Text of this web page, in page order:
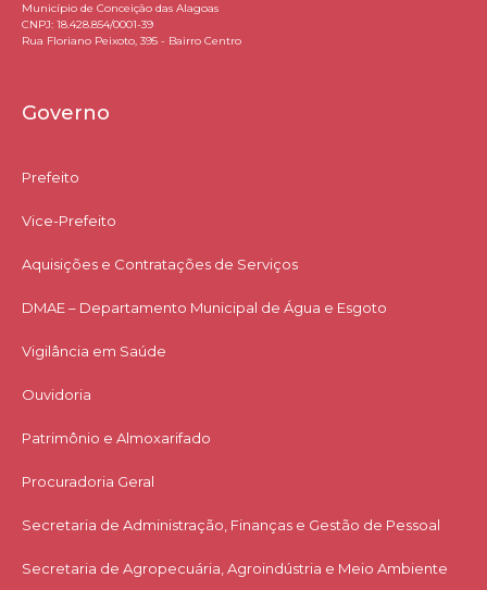
Município de Conceição das Alagoas
CNPJ: 18.428.854/0001-39
Rua Floriano Peixoto, 395 - Bairro Centro
Governo
Prefeito
Vice-Prefeito
Aquisições e Contratações de Serviços​
DMAE – Departamento Municipal de Água e Esgoto
Vigilância em Saúde
Ouvidoria
Patrimônio e Almoxarifado
Procuradoria Geral
Secretaria de Administração, Finanças e Gestão de Pessoal
Secretaria de Agropecuária, Agroindústria e Meio Ambiente